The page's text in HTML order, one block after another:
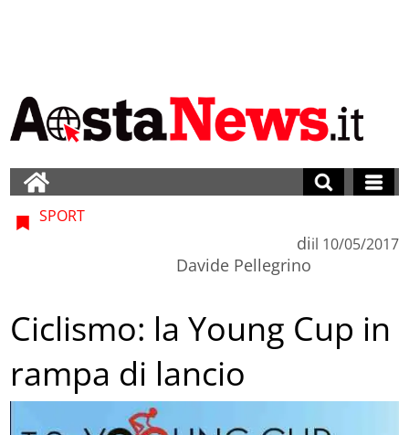
SPORT
di
Davide Pellegrino
il 10/05/2017
Ciclismo: la Young Cup in
rampa di lancio